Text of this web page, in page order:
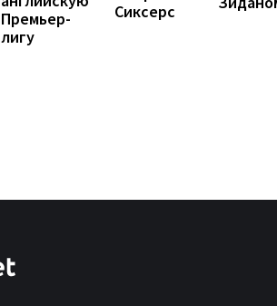
Премьер-
лигу
Сиксерс